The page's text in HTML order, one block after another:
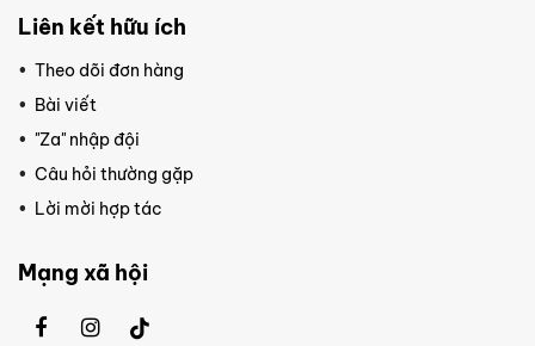
Liên kết hữu ích
Theo dõi đơn hàng
Bài viết
"Za" nhập đội
Câu hỏi thường gặp
Lời mời hợp tác
Mạng xã hội